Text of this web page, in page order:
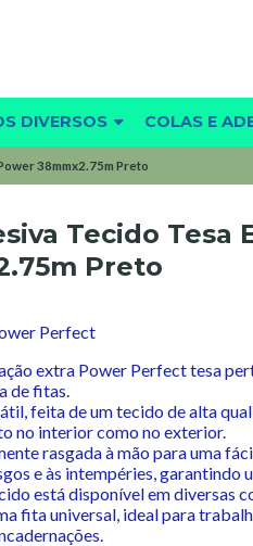
DIVERSOS COLAS E
38mmx2.75m Preto
Tecido Tesa
Preto
Perfect
extra Power Perfect tesa
de fitas.
feita de um tecido de alta
no interior como no exterior.
rasgada à mão para uma
e às intempéries, garantindo
está disponível em diversas
fita universal, ideal para